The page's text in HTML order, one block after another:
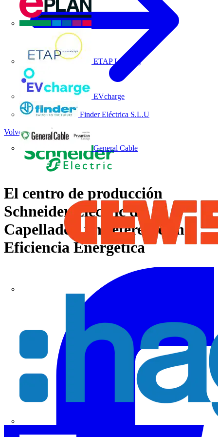
ETAP Lighting
EVcharge
Finder Eléctrica S.L.U
General Cable
Volver a Noticias
El centro de producción
Schneider Electric de
Capellades, un referente en
Eficiencia Energética